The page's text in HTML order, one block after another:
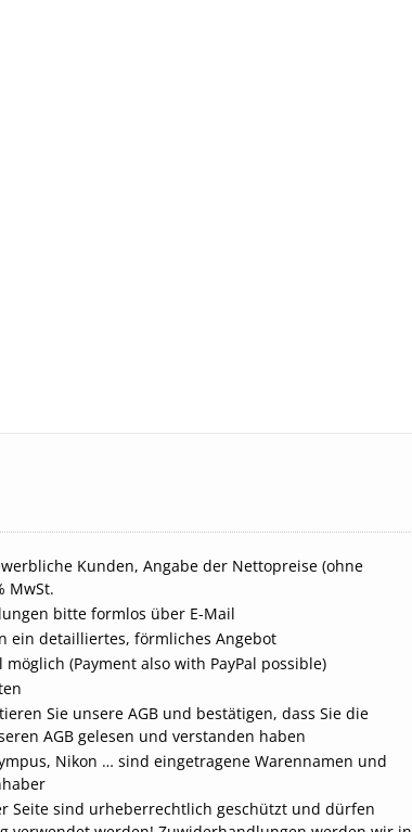
Kunden, Angabe der Nettopreise (ohne
MwSt.
bitte formlos über E-Mail
ein detailliertes, förmliches Angebot
möglich (Payment also with PayPal possible)
Sie unsere AGB und bestätigen, dass Sie die
AGB gelesen und verstanden haben
Nikon … sind eingetragene Warennamen und
Seite sind urheberrechtlich geschützt und dürfen